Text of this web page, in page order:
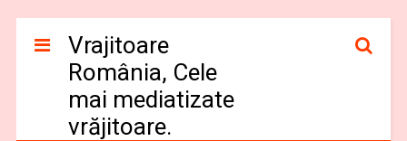
Vrajitoare
România, Cele
mai mediatizate
vrăjitoare.